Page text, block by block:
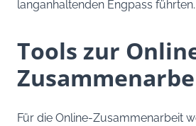
langanhaltenden Engpass führten.
Tools zur
Für die Online-Zusammenarbeit